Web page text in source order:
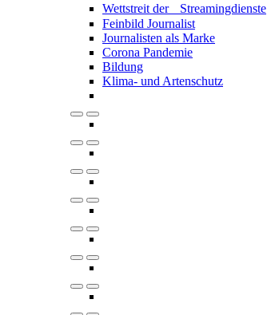
Wettstreit der Streamingdienste
Feinbild Journalist
Journalisten als Marke
Corona Pandemie
Bildung
Klima- und Artenschutz